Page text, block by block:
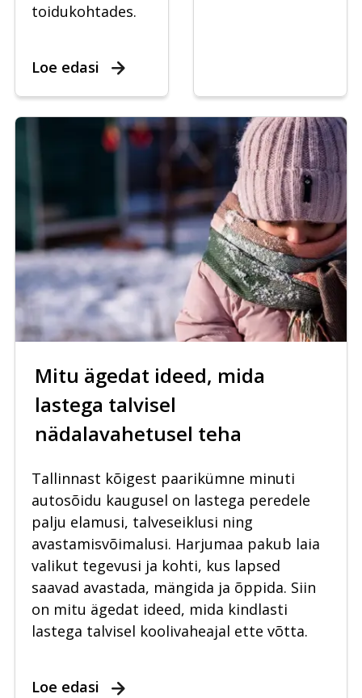
toidukohtades.
Loe edasi
Mitu ägedat ideed, mida
lastega talvisel
nädalavahetusel teha
Tallinnast kõigest paarikümne minuti
autosõidu kaugusel on lastega peredele
palju elamusi, talveseiklusi ning
avastamisvõimalusi. Harjumaa pakub laia
valikut tegevusi ja kohti, kus lapsed
saavad avastada, mängida ja õppida. Siin
on mitu ägedat ideed, mida kindlasti
lastega talvisel koolivaheajal ette võtta.
Loe edasi